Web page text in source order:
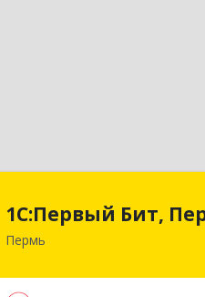
1С:Первый Бит,
Пермь
1С:Первый